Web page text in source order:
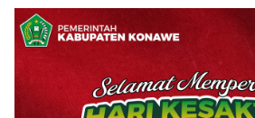
Dilaporkan ke
Lembaga Hukum
Fajar S Tanawali
dan PT
Tadisangka, Siap
Kuasai Lahan
Puuwatu